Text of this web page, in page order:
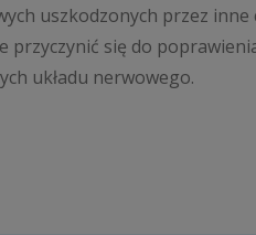
uszkodzonych przez inne
przyczynić się do
układu nerwowego.